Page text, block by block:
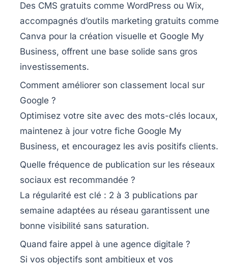
Des CMS gratuits comme WordPress ou Wix,
accompagnés d’outils marketing gratuits comme
Canva pour la création visuelle et Google My
Business, offrent une base solide sans gros
investissements.
Comment améliorer son classement local sur
Google ?
Optimisez votre site avec des mots-clés locaux,
maintenez à jour votre fiche Google My
Business, et encouragez les avis positifs clients.
Quelle fréquence de publication sur les réseaux
sociaux est recommandée ?
La régularité est clé : 2 à 3 publications par
semaine adaptées au réseau garantissent une
bonne visibilité sans saturation.
Quand faire appel à une agence digitale ?
Si vos objectifs sont ambitieux et vos